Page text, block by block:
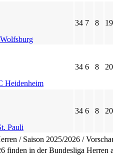
34 7 8 19
Heidenheim
34 6 8 20
Pauli
34 6 8 20
/ Saison 2025/2026 /
finden in der Bundesliga Herren